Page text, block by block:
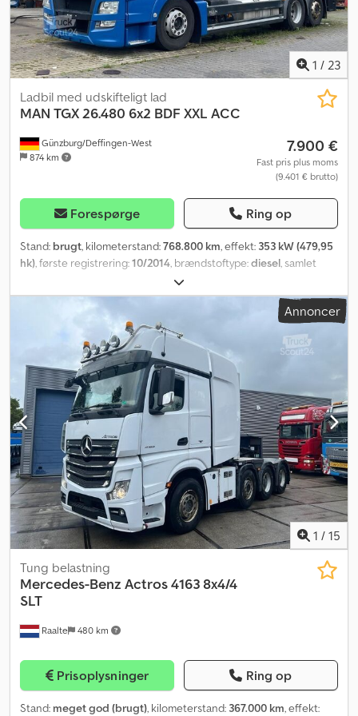
1 / 23
Günzburg/Deffingen-West
874 km
Ladbil med udskifteligt lad
MAN TGX 26.480 6x2 BDF XXL ACC
7.900 €
Fast pris plus moms
(9.401 € brutto)
Forespørge Ring op
Stand: brugt, kilometerstand:768.800 km, effekt: 353 kW (479,95
hk) , første registrering:10/2014 , brændstoftype:diesel , samlet
, akslekonfiguration:
farve:blå, geartype:automatisk, emissionsklasse:Euro 6, samlet
2.500 mm, total højde:
ABS, har haft en
ulykke, klimaanlæg, parkeringsvarmer, sodfilter
med liftfunktion, udvendig temperaturmåler, differentialespærre,
skivebremser, solskærm, storførerhus, luftaffjedret sæde,
afstandsradar, opvarmede sidespejle, elektriske sidespejle,
komfortsæder, BDF-skiftesystem, tagspoiler, fartskriver, løfteaksel,
underrammebeskyttelse, ekstra tank, tvillinghjul,
trykluftbremsesystem, brugt køretøj. Chodpfxexp Ttge Aqvea
Vognnummer 3232, ACC, vognbaneassistent, XXL-kabine med 2
senge, solskærm, køleboks, helautomatisk klimaanlæg, oliefyr,
tryklufthorn, differentialespærre, luftaffjedring for og bag, dæk:
315/70 R 22,5, EURO 6, 2 x alu dieseltanke, plast AdBlue-tank,
MOTORFEJL!, MOTOR KØRER!!!, egenvægt: 9.950 kg, totalvægt:
26.000 kg, forbehold for fejl og mellemsalg.
Annoncer
1 / 15
Raalte 480 km
Tung belastning
Mercedes-Benz Actros 4163 8x4/4
SLT
Prisoplysninger Ring op
Stand: meget god (brugt), kilometerstand: 367.000 km, effekt: